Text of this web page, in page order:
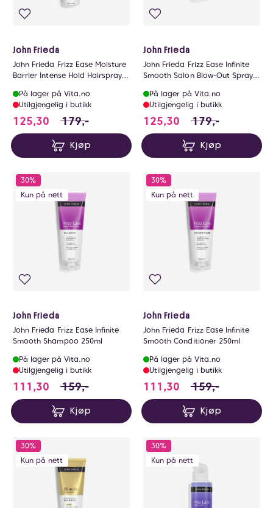
John Frieda
John Frieda Frizz Ease Moisture
Barrier Intense Hold Hairspray
På lager på Vita.no
Utilgjengelig i butikk
125,30 125.3 i stedet for 179 NOK, du sparer 53.7
179,-
Kjøp
John Frieda
John Frieda Frizz Ease Infinite
Smooth Salon Blow-Out Spray
På lager på Vita.no
Utilgjengelig i butikk
125,30 125.3 i stedet for
179,-
Kjøp
30%
Kun på nett
John Frieda
John Frieda Frizz Ease Infinite
Smooth Shampoo 250ml
På lager på Vita.no
Utilgjengelig i butikk
111,30 111.3 i stedet for 159 NOK, du sparer 47.7
159,-
Kjøp
30%
Kun på nett
John Frieda
John Frieda Frizz Ease Infinite
Smooth Conditioner 250ml
På lager på Vita.no
Utilgjengelig i butikk
111,30 111.3 i stedet for
159,-
Kjøp
30%
Kun på nett
30%
Kun på nett